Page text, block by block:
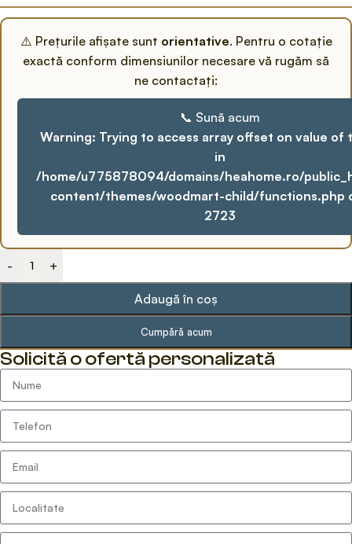
⚠️ Prețurile afișate sunt orientative. Pentru o cotație
exactă conform dimensiunilor necesare vă rugăm să
ne contactați:
📞 Sună acum
Warning: Trying to access array offset on value of
in
/home/u775878094/domains/heahome.ro/
content/themes/woodmart-child/functions.php
2723
- +
Adaugă în coș
Cumpără acum
Solicită o ofertă personalizată